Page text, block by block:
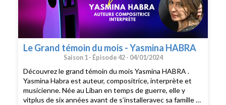
Le Grand témoin du mois - Yasmina HABRA
Saison 1 - Épisode 42 - 04/01/2024
Découvrez le grand témoin du mois Yasmina HABRA .
Yasmina Habra est auteur, compositrice, interprète et
musicienne. Née au Liban en temps de guerre, elle y
vitplus de six années avant de s’installeravec sa famille à